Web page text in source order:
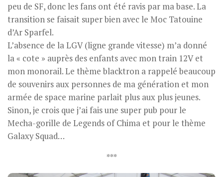
peu de SF, donc les fans ont été ravis par ma base. La
transition se faisait super bien avec le Moc Tatouine
d’Ar Sparfel.
L’absence de la LGV (ligne grande vitesse) m’a donné
la « cote » auprès des enfants avec mon train 12V et
mon monorail. Le thème blacktron a rappelé beaucoup
de souvenirs aux personnes de ma génération et mon
armée de space marine parlait plus aux plus jeunes.
Sinon, je crois que j’ai fais une super pub pour le
Mecha-gorille de Legends of Chima et pour le thème
Galaxy Squad…
***